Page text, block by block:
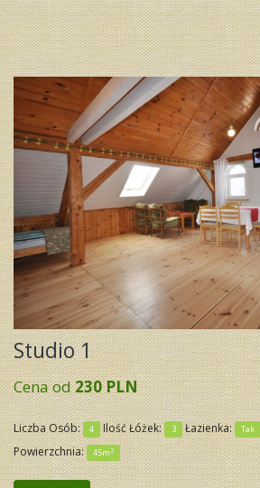
Studio 1
Cena od230 PLN
Liczba Osób: 4 Ilość Łóżek: 3 Łazienka: Tak
Powierzchnia: 45m2